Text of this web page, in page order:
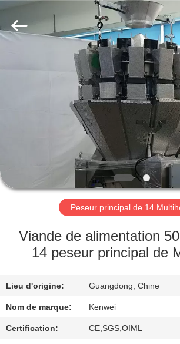
PRODUCTS
FACTORY
QUALITY
CONTACT
US
Machinery
Co.,
Ltd..
Peseur principal de 14
Viande de alimentation
14 peseur principal de
Lieu d'origine: Guangdong, Chine
Nom de marque: Kenwei
Certification: CE,SGS,OIML